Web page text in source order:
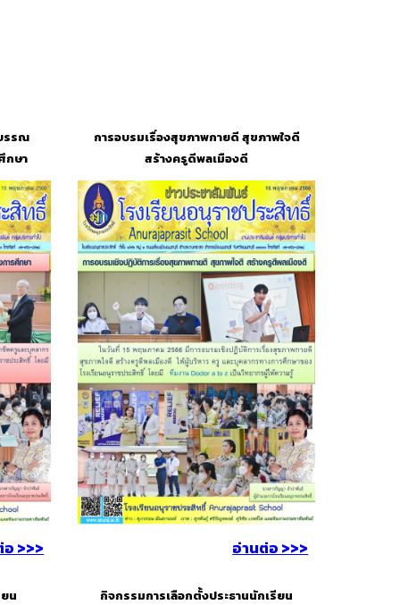
รรณ
กษา
>>>
น
การอบรมเรื่องสุขภาพกายดี สุขภาพใจดี
สร้างครูดีพลเมืองดี
อ่านต่อ >>>
กิจกรรมการเลือกตั้งประธานนักเรียน